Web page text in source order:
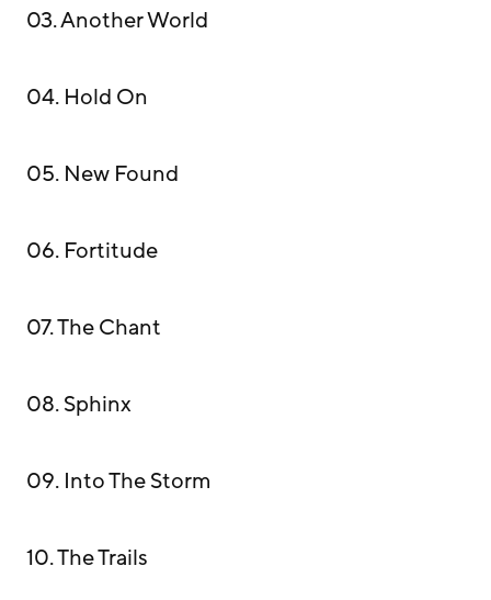
03. Another World
04. Hold On
05. New Found
06. Fortitude
07. The Chant
08. Sphinx
09. Into The Storm
10. The Trails